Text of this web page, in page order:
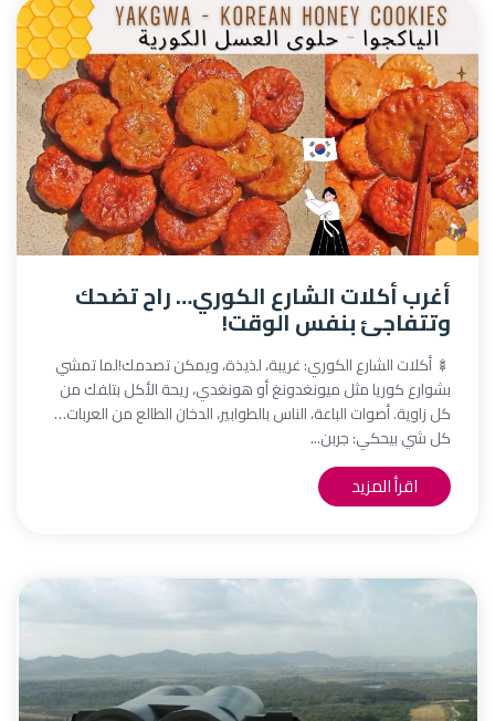
أغرب أكلات الشارع الكوري… راح تضحك
وتتفاجئ بنفس الوقت!
🍢 أكلات الشارع الكوري: غريبة، لذيذة، ويمكن تصدمك!لما تمشي
بشوارع كوريا مثل ميونغدونغ أو هونغدي، ريحة الأكل بتلفك من
كل زاوية. أصوات الباعة، الناس بالطوابير، الدخان الطالع من العربات…
كل شي بيحكي: جربن...
اقرأ المزيد